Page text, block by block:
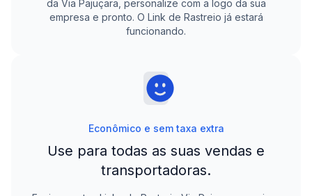
da Via Pajuçara , personalize com a logo da sua
empresa e pronto. O Link de Rastreio já estará
funcionando.
Econômico e sem taxa extra
Use para todas as suas vendas e
transportadoras.